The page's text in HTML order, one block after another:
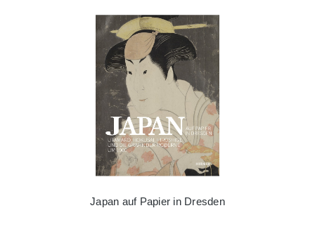
Japan auf Papier in Dresden